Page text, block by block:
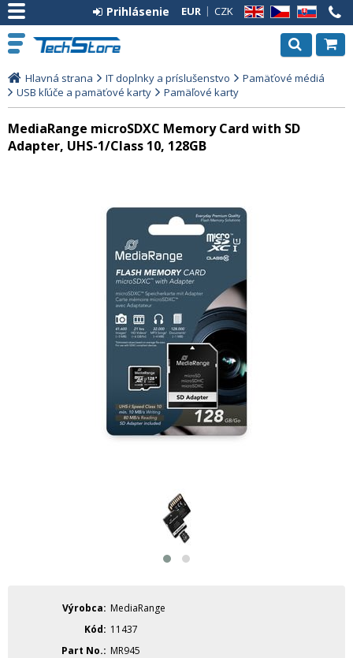
EN CZ SK
EUR CZK
Prihlásenie
Hlavná strana IT doplnky a príslušenstvo
Pamäťové médiá
USB kľúče a pamäťové karty
Pamäľové karty
MediaRange microSDXC Memory Card with SD
Adapter, UHS-1/Class 10, 128GB
Výrobca
MediaRange
Kód
11437
Part No.
MR945